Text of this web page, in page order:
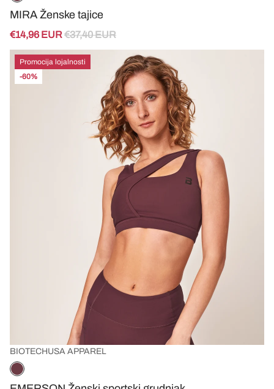
MIRA Ženske tajice
€14,96 EUR €37,40 EUR
Promocija lojalnosti
-60%
BIOTECHUSA APPAREL